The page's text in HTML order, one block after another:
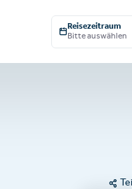
Reisezeitraum
Bitte auswählen